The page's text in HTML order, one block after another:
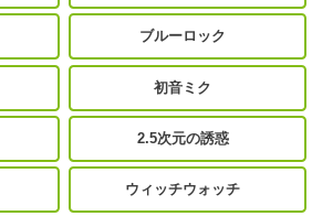
ブルーロック
初音ミク
2.5次元の誘惑
ウィッチウォッチ